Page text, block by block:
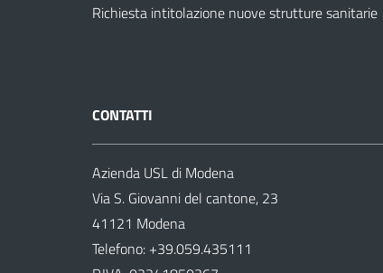
Richiesta intitolazione nuove strutture sanitarie
CONTATTI
Azienda USL di Modena
Via S. Giovanni del cantone, 23
41121 Modena
Telefono: +39.059.435111